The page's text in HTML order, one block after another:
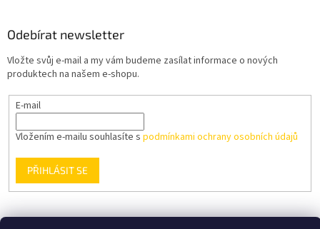
Odebírat newsletter
Vložte svůj e-mail a my vám budeme zasílat informace o nových
produktech na našem e-shopu.
E-mail
Vložením e-mailu souhlasíte s podmínkami ochrany osobních údajů
PŘIHLÁSIT SE